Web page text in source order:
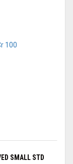
SMALL STD